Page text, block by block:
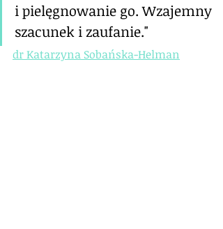
i pielęgnowanie go. Wzajemny
szacunek i zaufanie."
dr Katarzyna Sobańska-Helman